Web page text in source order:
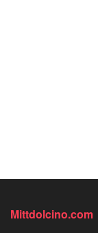
Mittdolcino.com